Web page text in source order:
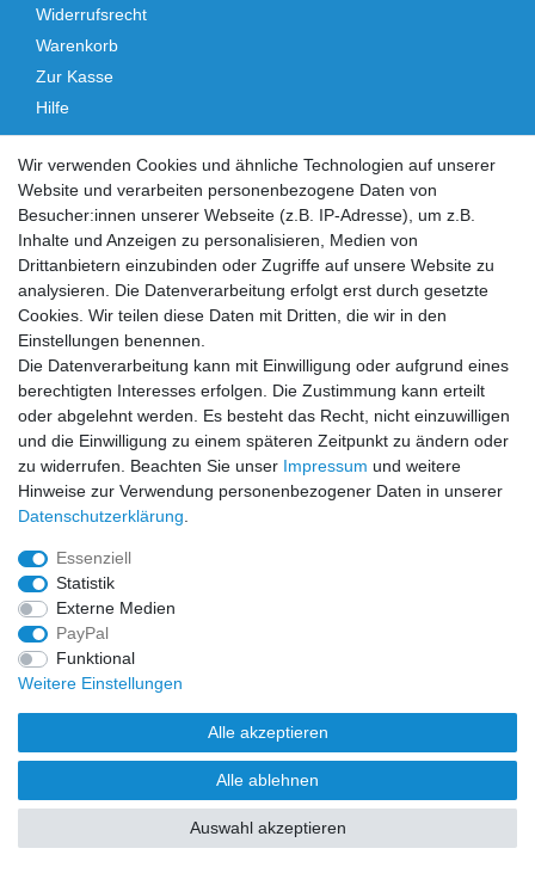
Widerrufsrecht
Warenkorb
Zur Kasse
Hilfe
Vertrag widerrufen
Social Media
Facebook Instagram
Sicher einkaufen
Zahlung und Versand
© Copyright 2026 Klingl Spielgeräte | Alle Rechte vorbehalten.
Wir verwenden Cookies und ähnliche Technologien auf unserer
Website und verarbeiten personenbezogene Daten von
Besucher:innen unserer Webseite (z.B. IP-Adresse), um z.B.
Inhalte und Anzeigen zu personalisieren, Medien von
Drittanbietern einzubinden oder Zugriffe auf unsere Website zu
analysieren. Die Datenverarbeitung erfolgt erst durch gesetzte
Cookies. Wir teilen diese Daten mit Dritten, die wir in den
Einstellungen benennen.
Die Datenverarbeitung kann mit Einwilligung oder aufgrund eines
berechtigten Interesses erfolgen. Die Zustimmung kann erteilt
oder abgelehnt werden. Es besteht das Recht, nicht einzuwilligen
und die Einwilligung zu einem späteren Zeitpunkt zu ändern oder
zu widerrufen. Beachten Sie unser Impressum und weitere
Hinweise zur Verwendung personenbezogener Daten in unserer
Daten­schutz­erklärung
Essenziell
Statistik
Externe Medien
PayPal
Funktional
Weitere Einstellungen
Alle akzeptieren
Alle ablehnen
Auswahl akzeptieren